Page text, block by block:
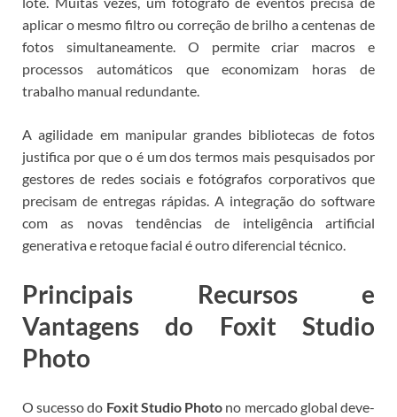
aplicar o mesmo filtro ou correção de brilho a centenas de
fotos simultaneamente. O permite criar macros e
processos automáticos que economizam horas de
trabalho manual redundante.
A agilidade em manipular grandes bibliotecas de fotos
justifica por que oé um dos termos mais pesquisados por
gestores de redes sociais e fotógrafos corporativos que
precisam de entregas rápidas. A integração do software
com as novas tendências de inteligência artificial
generativa e retoque facial é outro diferencial técnico.
Principais Recursos e
Vantagens do Foxit Studio
Photo
O sucesso do Foxit Studio Photo no mercado global deve-